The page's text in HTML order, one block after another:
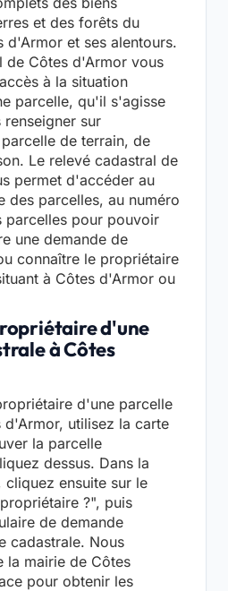
et des forêts du
d'Armor et ses alentours.
de Côtes d'Armor vous
à la situation
parcelle, qu'il s'agisse
sur
de terrain, de
Le relevé cadastral de
permet d'accéder au
des parcelles, au numéro
parcelles pour pouvoir
une demande de
connaître le propriétaire
à Côtes d'Armor ou
d'une
à Côtes
d'une parcelle
d'Armor, utilisez la carte
la parcelle
dessus. Dans la
ensuite sur le
?", puis
de demande
cadastrale. Nous
la mairie de Côtes
pour obtenir les